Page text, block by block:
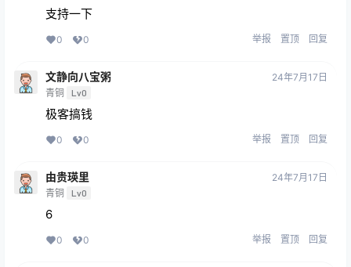
支持一下
0 0 举报 置顶 回复
文静向八宝粥
青铜 Lv0
24年7月17日
极客搞钱
0 0 举报 置顶 回复
由贵瑛里
青铜 Lv0
24年7月17日
6
0 0 举报 置顶 回复